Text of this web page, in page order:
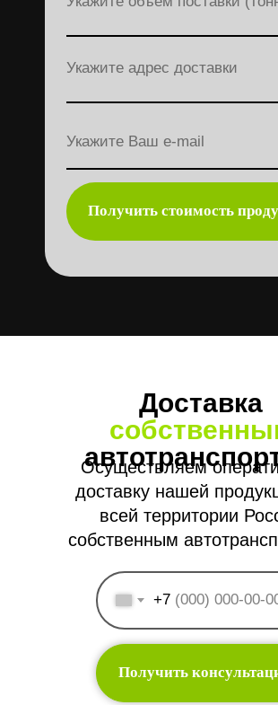
доставку нашей
всей территории
собственным
+7
Получить